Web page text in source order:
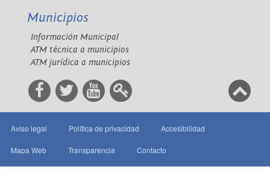
Municipios
Información Municipal
ATM técnica a municipios
ATM jurídica a municipios
Aviso legal Política de privacidad Accesibilidad
Mapa Web Transparencia Contacto